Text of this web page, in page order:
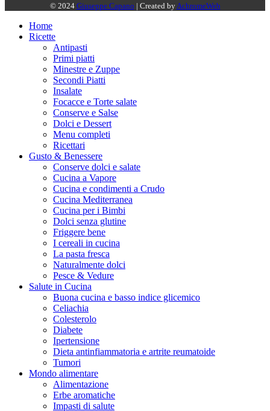
© 2024 Giuseppe Capano | Created by AchromeWeb
Home
Ricette
Antipasti
Primi piatti
Minestre e Zuppe
Secondi Piatti
Insalate
Focacce e Torte salate
Conserve e Salse
Dolci e Dessert
Menu completi
Ricettari
Gusto & Benessere
Conserve dolci e salate
Cucina a Vapore
Cucina e condimenti a Crudo
Cucina Mediterranea
Cucina per i Bimbi
Dolci senza glutine
Friggere bene
I cereali in cucina
La pasta fresca
Naturalmente dolci
Pesce & Vedure
Salute in Cucina
Buona cucina e basso indice glicemico
Celiachia
Colesterolo
Diabete
Ipertensione
Dieta antinfiammatoria e artrite reumatoide
Tumori
Mondo alimentare
Alimentazione
Erbe aromatiche
Impasti di salute